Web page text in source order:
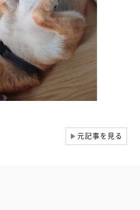
▶元記事を見る